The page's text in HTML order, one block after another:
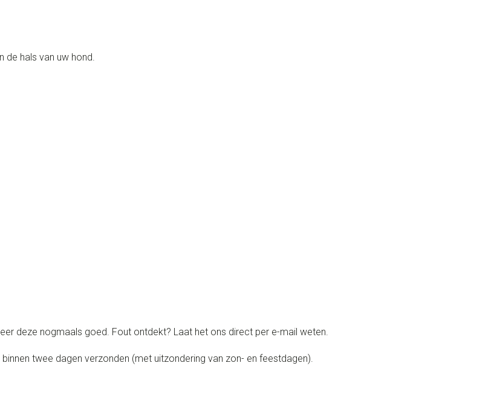
de hals van uw hond.
deze nogmaals goed. Fout ontdekt? Laat het ons direct per e-mail weten.
twee dagen verzonden (met uitzondering van zon- en feestdagen).